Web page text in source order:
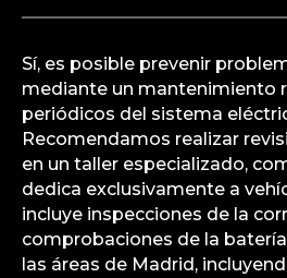
Sí, es posible prevenir
mediante un mantenimiento
periódicos del sistema
Recomendamos realizar
en un taller especializado,
dedica exclusivamente a
incluye inspecciones de la
comprobaciones de la
las áreas de Madrid,